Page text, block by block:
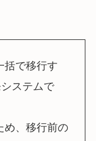
括で移行す
ステムで
め、移行前の